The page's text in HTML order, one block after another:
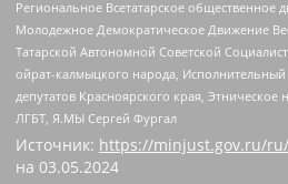
Региональное Всетатарское общественное
Молодежное Демократическое Движение
Татарской Автономной Советской
ойрат-калмыцкого народа, Исполнительный
депутатов Красноярского края,
ЛГБТ, Я.МЫ Сергей Фургал
Источник: https://minjust.gov.ru/
на 03.05.2024